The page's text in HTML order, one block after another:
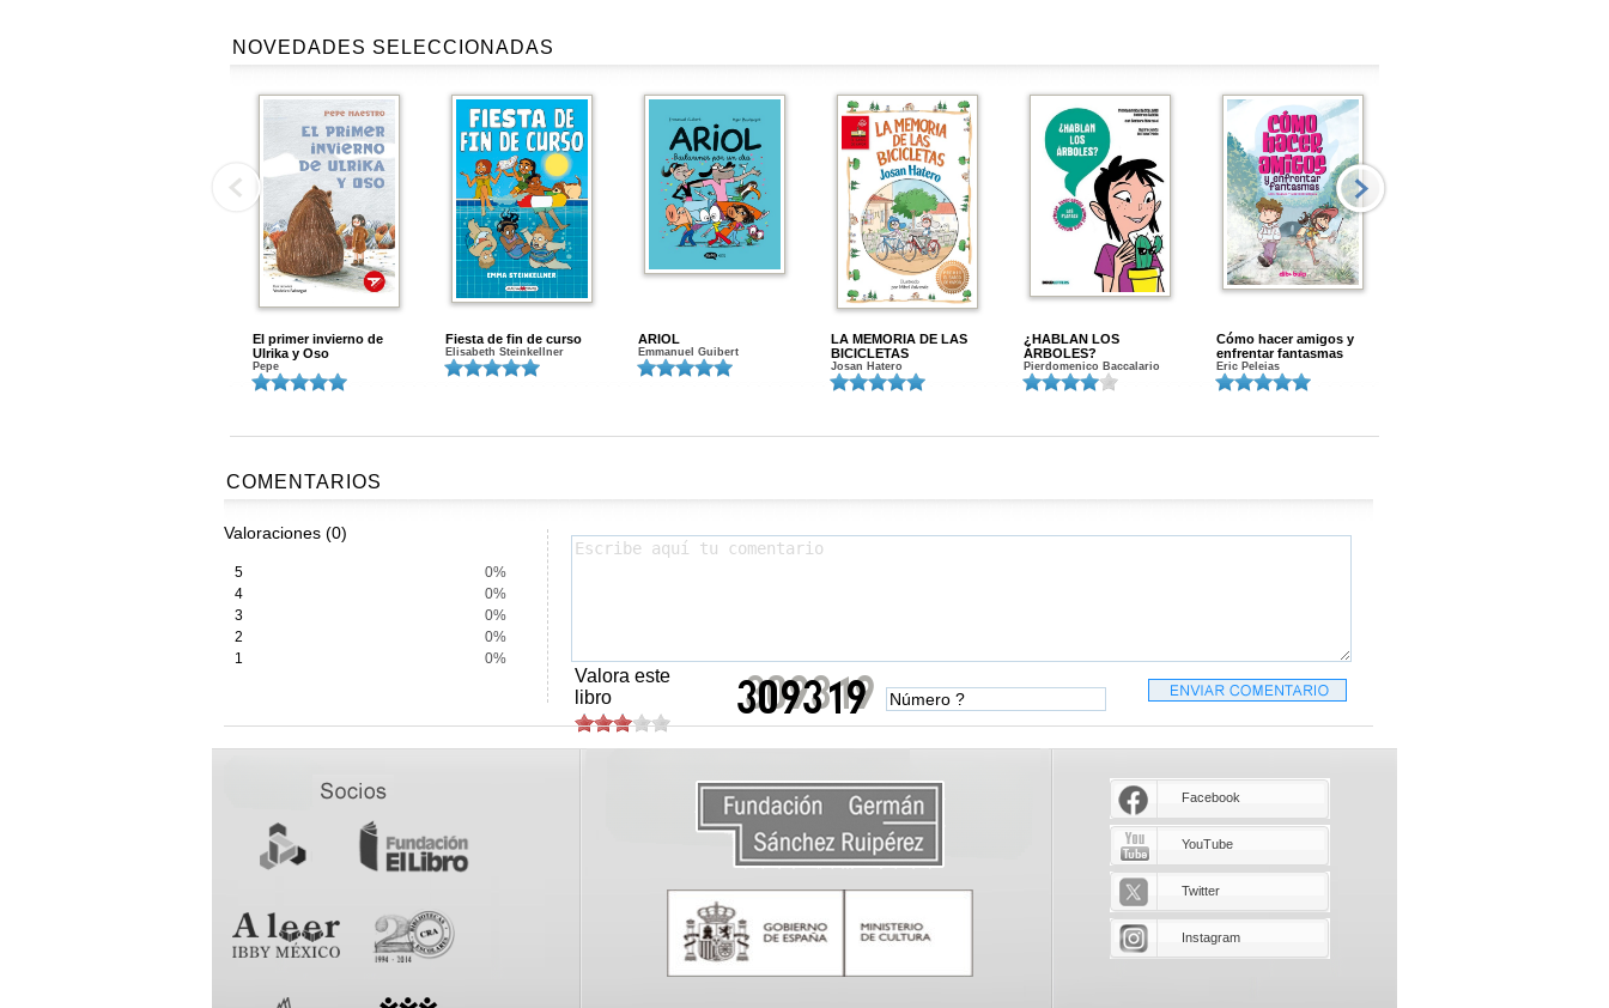
NOVEDADES SELECCIONADAS
El primer invierno de
Ulrika y Oso
Pepe
Fiesta de fin de curso
Elisabeth Steinkellner
ARIOL
Emmanuel Guibert
LA MEMORIA DE LAS
BICICLETAS
Josan Hatero
¿HABLAN LOS
ÁRBOLES?
Pierdomenico Baccalario
Cómo hacer amigos y
enfrentar fantasmas
Eric Peleias
COMENTARIOS
Valoraciones (0)
5
0%
4
0%
3
0%
2
0%
1
0%
Valora este
libro
Facebook
YouTube
Twitter
Instagram